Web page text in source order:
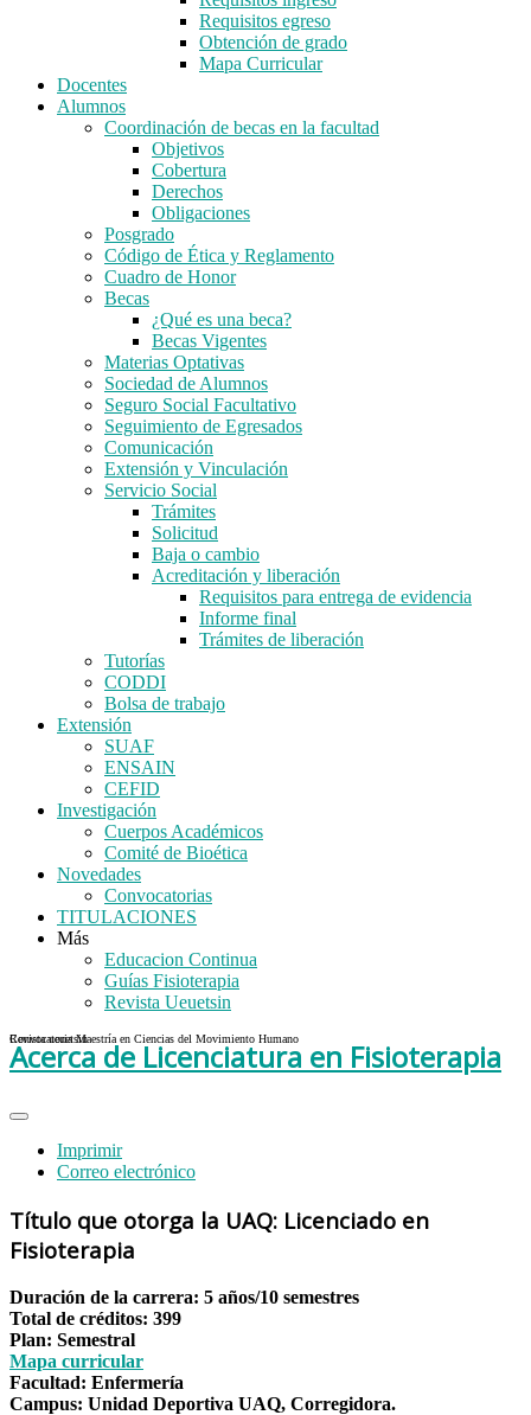
Requisitos egreso
Obtención de grado
Mapa Curricular
Docentes
Alumnos
Coordinación de becas en la facultad
Objetivos
Cobertura
Derechos
Obligaciones
Posgrado
Código de Ética y Reglamento
Cuadro de Honor
Becas
¿Qué es una beca?
Becas Vigentes
Materias Optativas
Sociedad de Alumnos
Seguro Social Facultativo
Seguimiento de Egresados
Comunicación
Extensión y Vinculación
Servicio Social
Trámites
Solicitud
Baja o cambio
Acreditación y liberación
Requisitos para entrega de evidencia
Informe final
Trámites de liberación
Tutorías
CODDI
Bolsa de trabajo
Extensión
SUAF
ENSAIN
CEFID
Investigación
Cuerpos Académicos
Comité de Bioética
Novedades
Convocatorias
TITULACIONES
Más
Educacion Continua
Guías Fisioterapia
Revista Ueuetsin
Convocatoria Maestría en Ciencias del Movimiento Humano
Revista ueuetsin
Acerca de Licenciatura en Fisioterapia
Imprimir
Correo electrónico
Título que otorga la UAQ: Licenciado en
Fisioterapia
Duración de la carrera: 5 años/10 semestres
Total de créditos: 399
Plan: Semestral
Mapa curricular
Facultad: Enfermería
Campus: Unidad Deportiva UAQ, Corregidora.